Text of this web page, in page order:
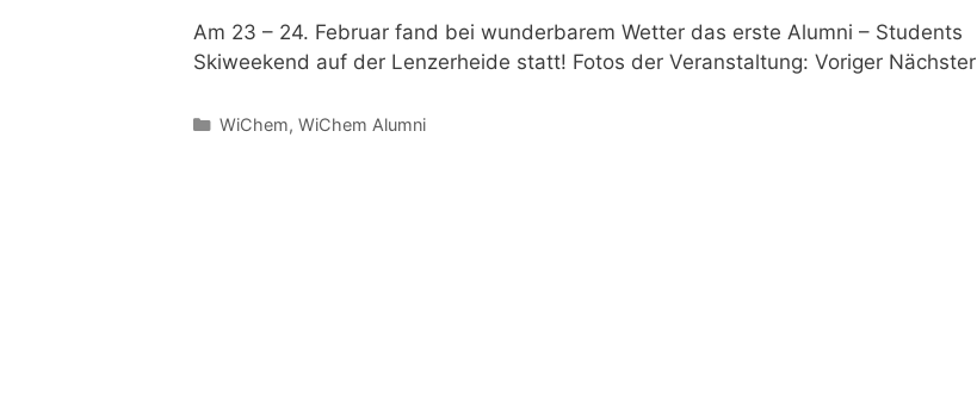
Am 23 – 24. Februar fand bei wunderbarem Wetter das erste Alumni – Students
Skiweekend auf der Lenzerheide statt! Fotos der Veranstaltung: Voriger Nächster
WiChem, WiChem Alumni